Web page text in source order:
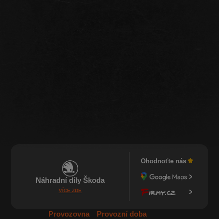
Náhradní díly Škoda
VÍCE ZDE
Ohodnoťte nás
Provozovna Provozní doba